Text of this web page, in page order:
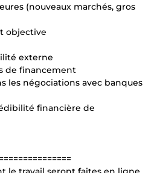
(nouveaux marchés, gros
objective
externe
de financement
les négociations avec banques
financière de